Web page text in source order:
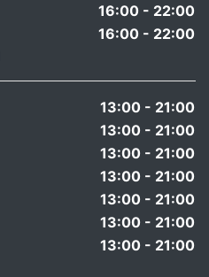
16:00 - 22:00
16:00 - 22:00
13:00 - 21:00
13:00 - 21:00
13:00 - 21:00
13:00 - 21:00
13:00 - 21:00
13:00 - 21:00
13:00 - 21:00